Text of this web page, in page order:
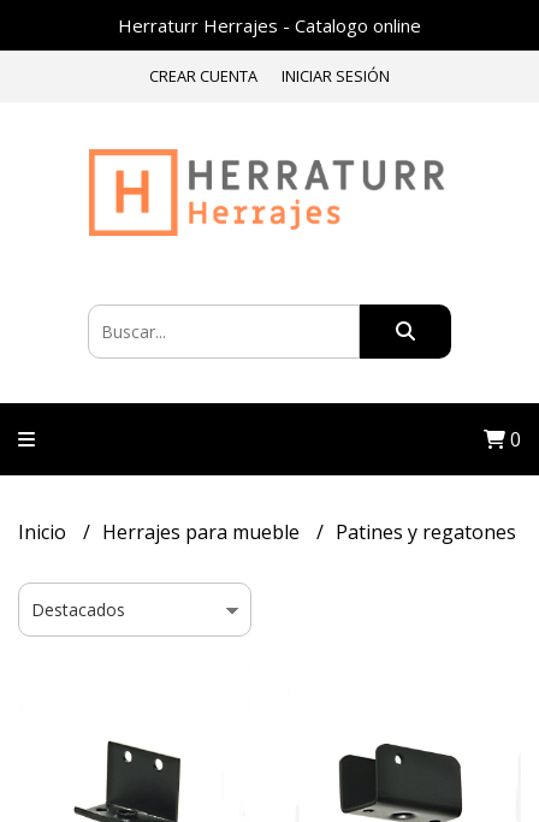
Herraturr Herrajes - Catalogo online
CREAR CUENTA INICIAR SESIÓN
0
Inicio Herrajes para mueble Patines y regatones